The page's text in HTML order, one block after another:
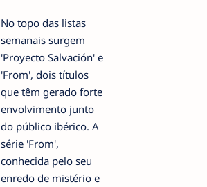
No topo das listas
semanais surgem
'Proyecto Salvación' e
'From', dois títulos
que têm gerado forte
envolvimento junto
do público ibérico. A
série 'From',
conhecida pelo seu
enredo de mistério e